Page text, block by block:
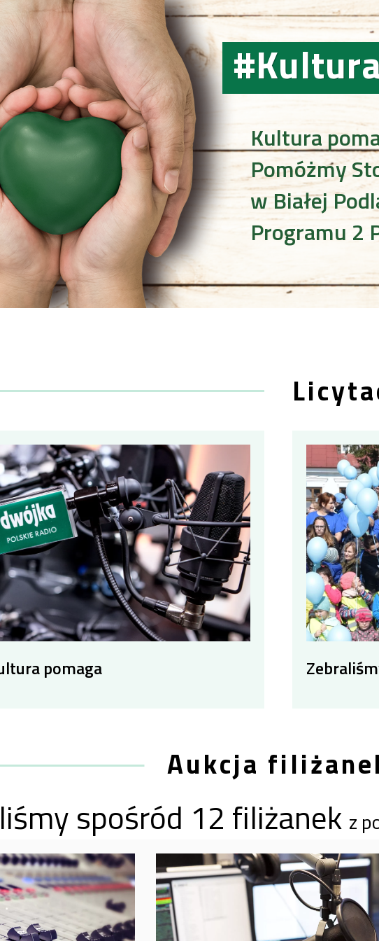
Kultura
Pomóżmy
w Białej
Programu 2
pomaga
Aukcja
spośród 12 filiżanek z